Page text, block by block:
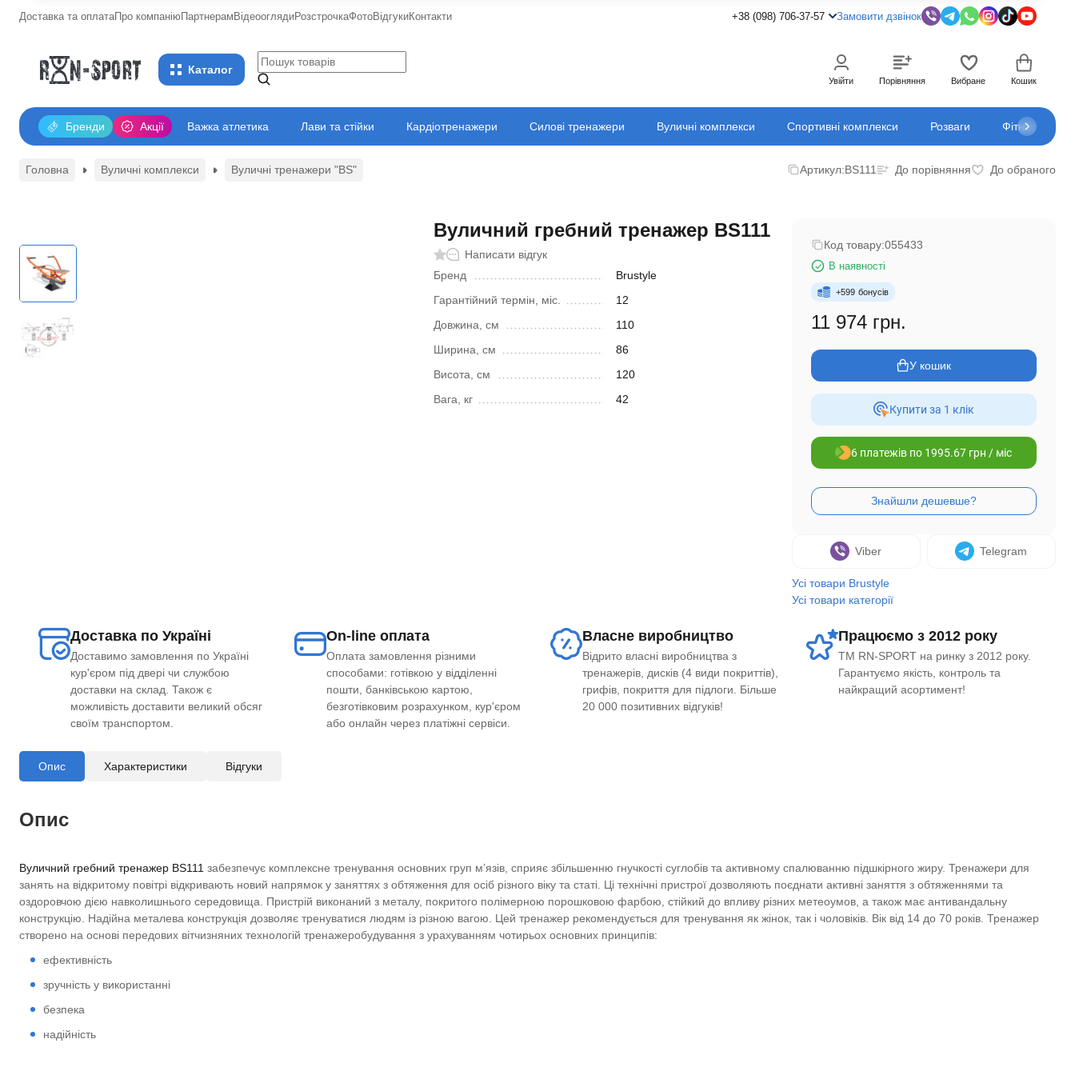
Доставка та оплатаПро компаніюПартнерамВідеооглядиРозстрочкаФотоВідгукиКонтакти +38 (098) 706-37-57 Замовити дзвінок
Каталог
Увійти Порівняння Вибране Кошик
Акції
Бренди Важка атлетика Лави та стійки Кардіотренажери Силові тренажери Вуличні комплекси Спортивні комплекси Розваги Фітнес
Головна Вуличні комплекси Вуличні тренажери "BS" Артикул:BS111 До порівняння До обраного
Вуличний гребний тренажер BS111
Написати відгук
Бренд
Brustyle
Гарантійний термін, міс.
12
Довжина, см
110
Ширина, см
86
Висота, см
120
Вага, кг
42
Код товару:055433
В наявності
+599 бонусів
11 974 грн.
У кошик
Купити за 1 клiк
6 платежів по 1995.67 грн / міс
Viber Telegram
Усі товари Brustyle
Усі товари категорії
Доставка по Україні
Доставимо замовлення по Україні
кур'єром під двері чи службою
доставки на склад. Також є
можливість доставити великий обсяг
своїм транспортом.
On-line оплата
Оплата замовлення різними
способами: готівкою у відділенні
пошти, банківською картою,
безготівковим розрахунком, кур'єром
або онлайн через платіжні сервіси.
Власне виробництво
Відрито власні виробництва з
тренажерів, дисків (4 види покриттів),
грифів, покриття для підлоги. Більше
20 000 позитивних відгуків!
Працюємо з 2012 року
ТМ RN-SPORT на ринку з 2012 року.
Гарантуємо якість, контроль та
найкращий асортимент!
Опис Характеристики Відгуки
Опис
Вуличний гребний тренажер BS111 забезпечує комплексне тренування основних груп м’язів, сприяє збільшенню гнучкості суглобів та активному спалюванню підшкірного жиру. Тренажери для
занять на відкритому повітрі відкривають новий напрямок у заняттях з обтяження для осіб різного віку та статі. Ці технічні пристрої дозволяють поєднати активні заняття з обтяженнями та
оздоровчою дією навколишнього середовища. Пристрій виконаний з металу, покритого полімерною порошковою фарбою, стійкий до впливу різних метеоумов, а також має антивандальну
конструкцію. Надійна металева конструкція дозволяє тренуватися людям із різною вагою. Цей тренажер рекомендується для тренування як жінок, так і чоловіків. Вік від 14 до 70 років. Тренажер
створено на основі передових вітчизняних технологій тренажеробудування з урахуванням чотирьох основних принципів:
ефективність
зручність у використанні
безпека
надійність